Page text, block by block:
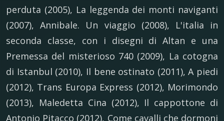
perduta (2005), La leggenda dei monti naviganti
(2007), Annibale. Un viaggio (2008), L'italia in
seconda classe, con i disegni di Altan e una
Premessa del misterioso 740 (2009), La cotogna
di Istanbul (2010), Il bene ostinato (2011), A piedi
(2012), Trans Europa Express (2012), Morimondo
(2013), Maledetta Cina (2012), Il cappottone di
Antonio Pitacco (2012), Come cavalli che dormoni